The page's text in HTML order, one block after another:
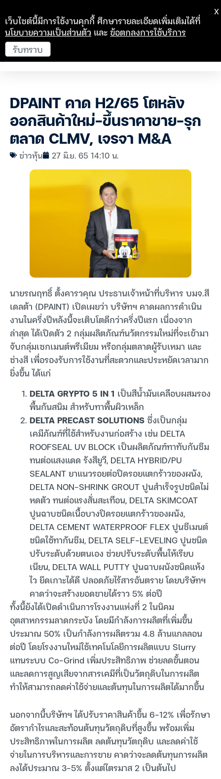
DPAINT คาด H2/65 โตหลัง
ออกสินค้าใหม่-ขึ้นราคาขาย-รุก
ตลาด CLMV, เจรจา M&A
ข่าวหุ้น 27 มิ.ย. 65 14:10 น.
นายรณฤทธิ์ ตั้งคารวคุณ ประธานเจ้าหน้าที่บริหาร บมจ.สี
เดลต้า (DPAINT) เปิดเผยว่า บริษัทฯ คาดผลการดำเนิน
งานในครึ่งปีหลังนี้จะเติบโตดีกว่าครึ่งปีแรก เนื่องจาก
ล่าสุด ได้เปิดตัว 2 กลุ่มผลิตภัณฑ์นวัตกรรมใหม่ที่จะเข้ามา
จับกลุ่มเซกเมนต์พรีเมียม หรือกลุ่มตลาดผู้รับเหมา และ
ช่างสี เพื่อรองรับการใช้งานที่สะดวกและประหยัดเวลามาก
ยิ่งขึ้น ได้แก่
DELTA GRYPTO 5 IN 1 เป็นสีน้ำมันเคลือบผสมรอง
พื้นกันสนิม สำหรับทาพื้นผิวเหล็ก
DELTA PRECAST SOLUTIONSซึ่งเป็นกลุ่ม
เคมีภัณฑ์ที่ใช้สำหรับงานก่อสร้าง เช่น DELTA
ROOFSEAL UV BLOCK เป็นผลิตภัณฑ์ทาทับกันซึม
ทนต่อแสงแดด รังสียูวี, DELTA HYBRID/PU
SEALANT ยาแนวรอยต่อปิดรอยแตกร้าวของผนัง,
DELTA NON-SHRINK GROUT ปูนสำเร็จรูปชนิดไม่
หดตัว ทนต่อแรงสั่นสะเทือน, DELTA SKIMCOAT
ปูนฉาบชนิดเนื้อบางปิดรอยแตกร้าวของผนัง,
DELTA CEMENT WATERPROOF FLEX ปูนซีเมนต์
ชนิดใช้ทากันซึม, DELTA SELF-LEVELING ปูนชนิด
ปรับระดับด้วยตนเอง ช่วยปรับระดับพื้นให้เรียบ
เนียน, DELTA WALL PUTTY ปูนฉาบผนังชนิดแห้ง
ไว ยึดเกาะได้ดี ปลอดภัยไร้สารอันตราย โดยบริษัทฯ
คาดว่าจะสร้างยอดขายได้ราว 5% ต่อปี
ทั้งนี้ยังได้เปิดดำเนินการโรงงานแห่งที่ 2 ในนิคม
อุตสาหกรรมลาดกระบัง โดยมีกำลังการผลิตที่เพิ่มขึ้น
ประมาณ 50% เป็นกำลังการผลิตรวม 4.8 ล้านแกลลอน
ต่อปี โดยโรงงานใหม่ใช้เทคโนโลยีการผลิตแบบ Slurry
แทนระบบ Co-Grind เพิ่มประสิทธิภาพ ช่วยลดขั้นตอน
และลดการสูญเสียจากสารเคมีที่เป็นวัตถุดิบในการผลิต
ทำให้สามารถลดค่าใช้จ่ายและต้นทุนในการผลิตได้มากขึ้น
นอกจากนี้บริษัทฯ ได้ปรับราคาสินค้าขึ้น 6-12% เพื่อรักษา
อัตรากำไรและสะท้อนต้นทุนวัตถุดิบที่สูงขึ้น พร้อมเพิ่ม
ประสิทธิภาพในการผลิต ลดต้นทุนวัตถุดิบ และลดค่าใช้
จ่ายในการบริหารและการขาย คาดว่าจะลดต้นทุนการผลิต
ลงได้ประมาณ 3-5% ตั้งแต่ไตรมาส 2 เป็นต้นไป
เว็บไซต์นี้มีการใช้งานคุกกี้ ศึกษารายละเอียดเพิ่มเติมได้ที่
นโยบายความเป็นส่วนตัว และข้อตกลงการใช้บริการ
รับทราบ
X